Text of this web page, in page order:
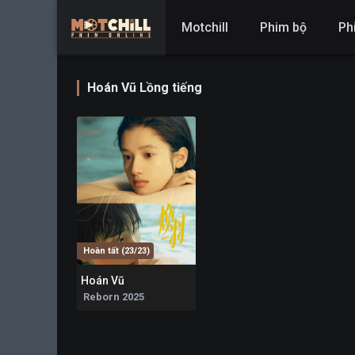
Motchill Phim bộ
Hoán Vũ Lồng tiếng
Hoàn tất (23/23)
Hoán Vũ
Reborn 2025